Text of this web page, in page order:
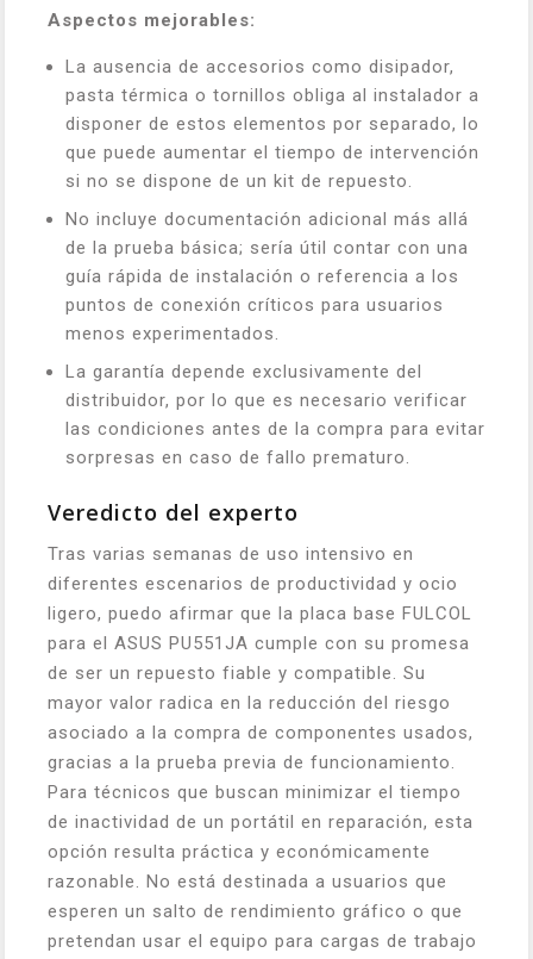
Aspectos mejorables:
La ausencia de accesorios como disipador,
pasta térmica o tornillos obliga al instalador a
disponer de estos elementos por separado, lo
que puede aumentar el tiempo de intervención
si no se dispone de un kit de repuesto.
No incluye documentación adicional más allá
de la prueba básica; sería útil contar con una
guía rápida de instalación o referencia a los
puntos de conexión críticos para usuarios
menos experimentados.
La garantía depende exclusivamente del
distribuidor, por lo que es necesario verificar
las condiciones antes de la compra para evitar
sorpresas en caso de fallo prematuro.
Veredicto del experto
Tras varias semanas de uso intensivo en
diferentes escenarios de productividad y ocio
ligero, puedo afirmar que la placa base FULCOL
para el ASUS PU551JA cumple con su promesa
de ser un repuesto fiable y compatible. Su
mayor valor radica en la reducción del riesgo
asociado a la compra de componentes usados,
gracias a la prueba previa de funcionamiento.
Para técnicos que buscan minimizar el tiempo
de inactividad de un portátil en reparación, esta
opción resulta práctica y económicamente
razonable. No está destinada a usuarios que
esperen un salto de rendimiento gráfico o que
pretendan usar el equipo para cargas de trabajo